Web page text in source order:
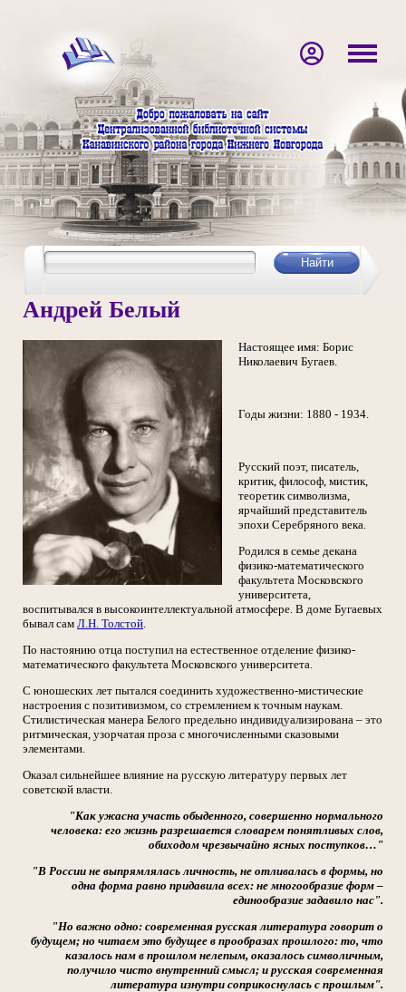
Андрей Белый
Настоящее имя: Борис
Николаевич Бугаев.
Годы жизни: 1880 - 1934.
Русский поэт, писатель,
критик, философ, мистик,
теоретик символизма,
ярчайший представитель
эпохи Серебряного века.
Родился в семье декана
физико-математического
факультета Московского
университета,
воспитывался в высокоинтеллектуальной атмосфере. В доме Бугаевых
бывал сам Л.Н. Толстой.
По настоянию отца поступил на естественное отделение физико-
математического факультета Московского университета.
С юношеских лет пытался соединить художественно-мистические
настроения с позитивизмом, со стремлением к точным наукам.
Стилистическая манера Белого предельно индивидуализирована – это
ритмическая, узорчатая проза с многочисленными сказовыми
элементами.
Оказал сильнейшее влияние на русскую литературу первых лет
советской власти.
"Как ужасна участь обыденного, совершенно нормального
человека: его жизнь разрешается словарем понятливых слов,
обиходом чрезвычайно ясных поступков…"
"В России не выпрямлялась личность, не отливалась в формы, но
одна форма равно придавила всех: не многообразие форм –
единообразие задавило нас".
"Но важно одно: современная русская литература говорит о
будущем; но читаем это будущее в прообразах прошлого: то, что
казалось нам в прошлом нелепым, оказалось символичным,
получило чисто внутренний смысл; и русская современная
литература изнутри соприкоснулась с прошлым".